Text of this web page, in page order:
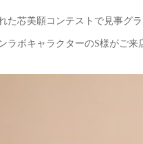
た芯美願コンテストで見事グ
ラボキャラクターのS様がご来